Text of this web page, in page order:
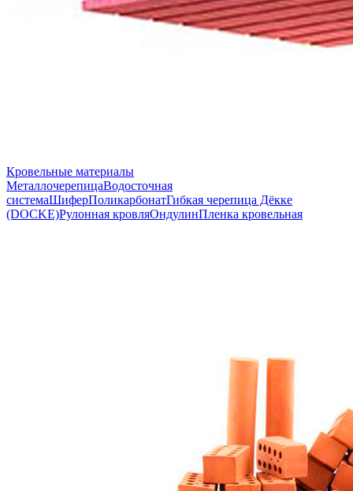
Кровельные материалы
МеталлочерепицаВодосточная
системаШиферПоликарбонатГибкая черепица Дёкке
(DOCKE)Рулонная кровляОндулинПленка кровельная